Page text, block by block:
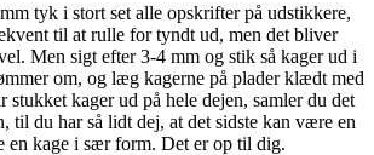
tyk i stort set alle opskrifter på udstikkere,
til at rulle for tyndt ud, men det bliver
Men sigt efter 3-4 mm og stik så kager ud i
om, og læg kagerne på plader klædt med
stukket kager ud på hele dejen, samler du det
til du har så lidt dej, at det sidste kan være en
en kage i sær form. Det er op til dig.